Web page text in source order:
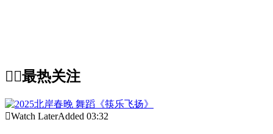
最热关注
Watch LaterAdded 03:32